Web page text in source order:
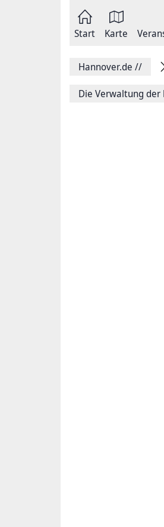
Start Karte
Hannover.de //
Die Verwaltung